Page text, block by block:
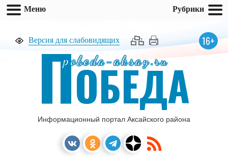
Версия для слабовидящих 16+
pobeda-aksay.ru
ПОБЕДА
Информационный портал Аксайского района
Меню Рубрики